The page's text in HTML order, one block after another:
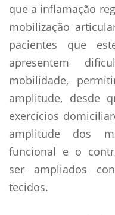
que a inflamação
mobilização
pacientes que
apresentem
mobilidade,
amplitude, desde
exercícios
amplitude dos
funcional e o
ser ampliados
tecidos.